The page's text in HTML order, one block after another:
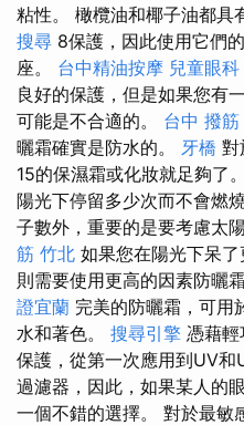
粘性。 橄欖油和椰子油都具
搜尋 8保護，因此使用它們
座。 台中精油按摩 兒童眼科
良好的保護，但是如果您有
可能是不合適的。 台中 撥筋
曬霜確實是防水的。 牙橋 對
15的保濕霜或化妝就足夠了
陽光下停留多少次而不會燃
子數外，重要的是要考慮太
筋 竹北 如果您在陽光下呆了
則需要使用更高的因素防曬
證宜蘭 完美的防曬霜，可用
水和著色。 搜尋引擎 憑藉輕
保護，從第一次應用到UV
過濾器，因此，如果某人的
一個不錯的選擇。 對於最敏